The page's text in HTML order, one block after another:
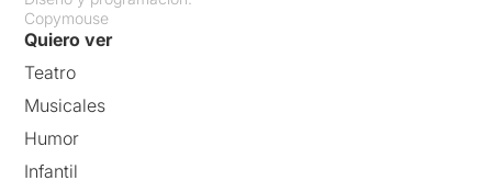
Copymouse
Quiero ver
Teatro
Musicales
Humor
Infantil